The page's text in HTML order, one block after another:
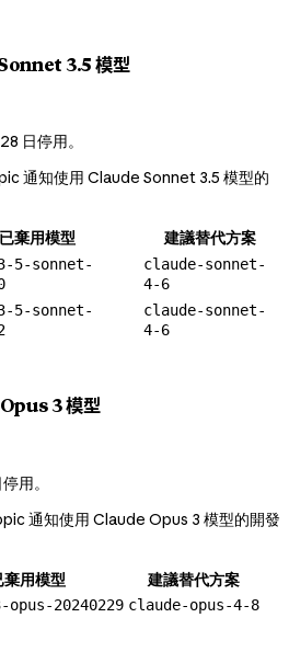
3.5 模型
日停用。
通知使用 Claude Sonnet 3.5 模型的
已棄用模型
建議替代方案
5-sonnet-
claude-sonnet-
4-6
5-sonnet-
claude-sonnet-
4-6
3 模型
用。
通知使用 Claude Opus 3 模型的開發
棄用模型
建議替代方案
20240229 claude-opus-4-8